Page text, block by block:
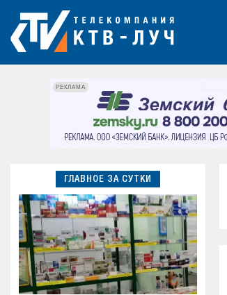
РЕКЛАМА
ГЛАВНОЕ ЗА СУТКИ